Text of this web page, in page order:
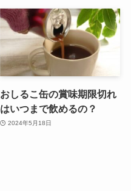
おしるこ缶の賞味期限切れ
はいつまで飲めるの？
2024年5月18日